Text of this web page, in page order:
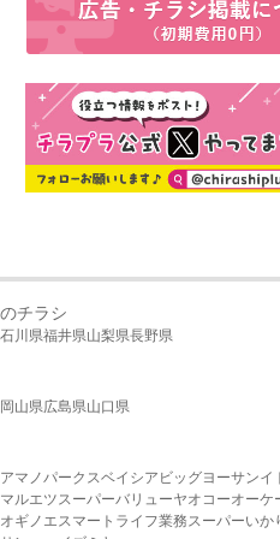
チラシ
石川県福井県山梨県長野県
岡山県広島県山口県
アマノパークスベイシア ビッグヨーサンイ
マルエツ スーパーバリューヤオコーオーケ
オギノ エスマート ライフ業務スーパーいか